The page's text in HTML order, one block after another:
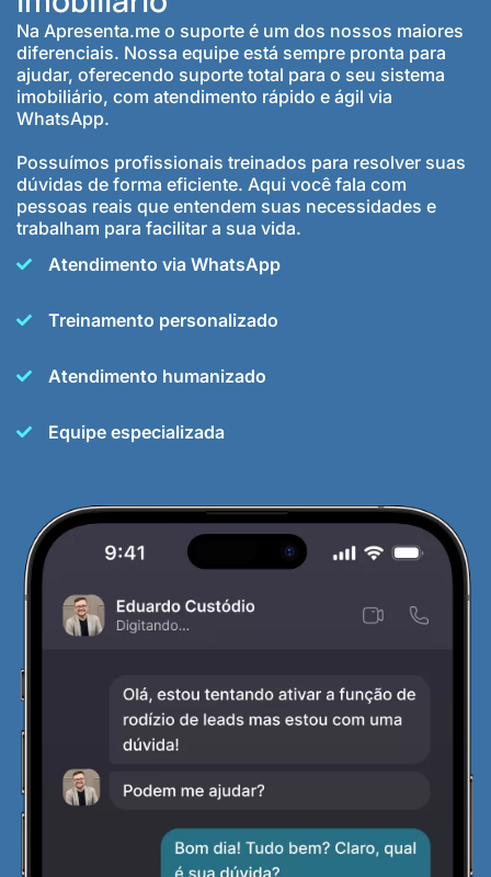
Na Apresenta.me o suporte é um dos nossos maiores
diferenciais. Nossa equipe está sempre pronta para
ajudar, oferecendo suporte total para o seu sistema
imobiliário, com atendimento rápido e ágil via
WhatsApp.
Possuímos profissionais treinados para resolver suas
dúvidas de forma eficiente. Aqui você fala com
pessoas reais que entendem suas necessidades e
trabalham para facilitar a sua vida.
Atendimento via WhatsApp
Treinamento personalizado
Atendimento humanizado
Equipe especializada